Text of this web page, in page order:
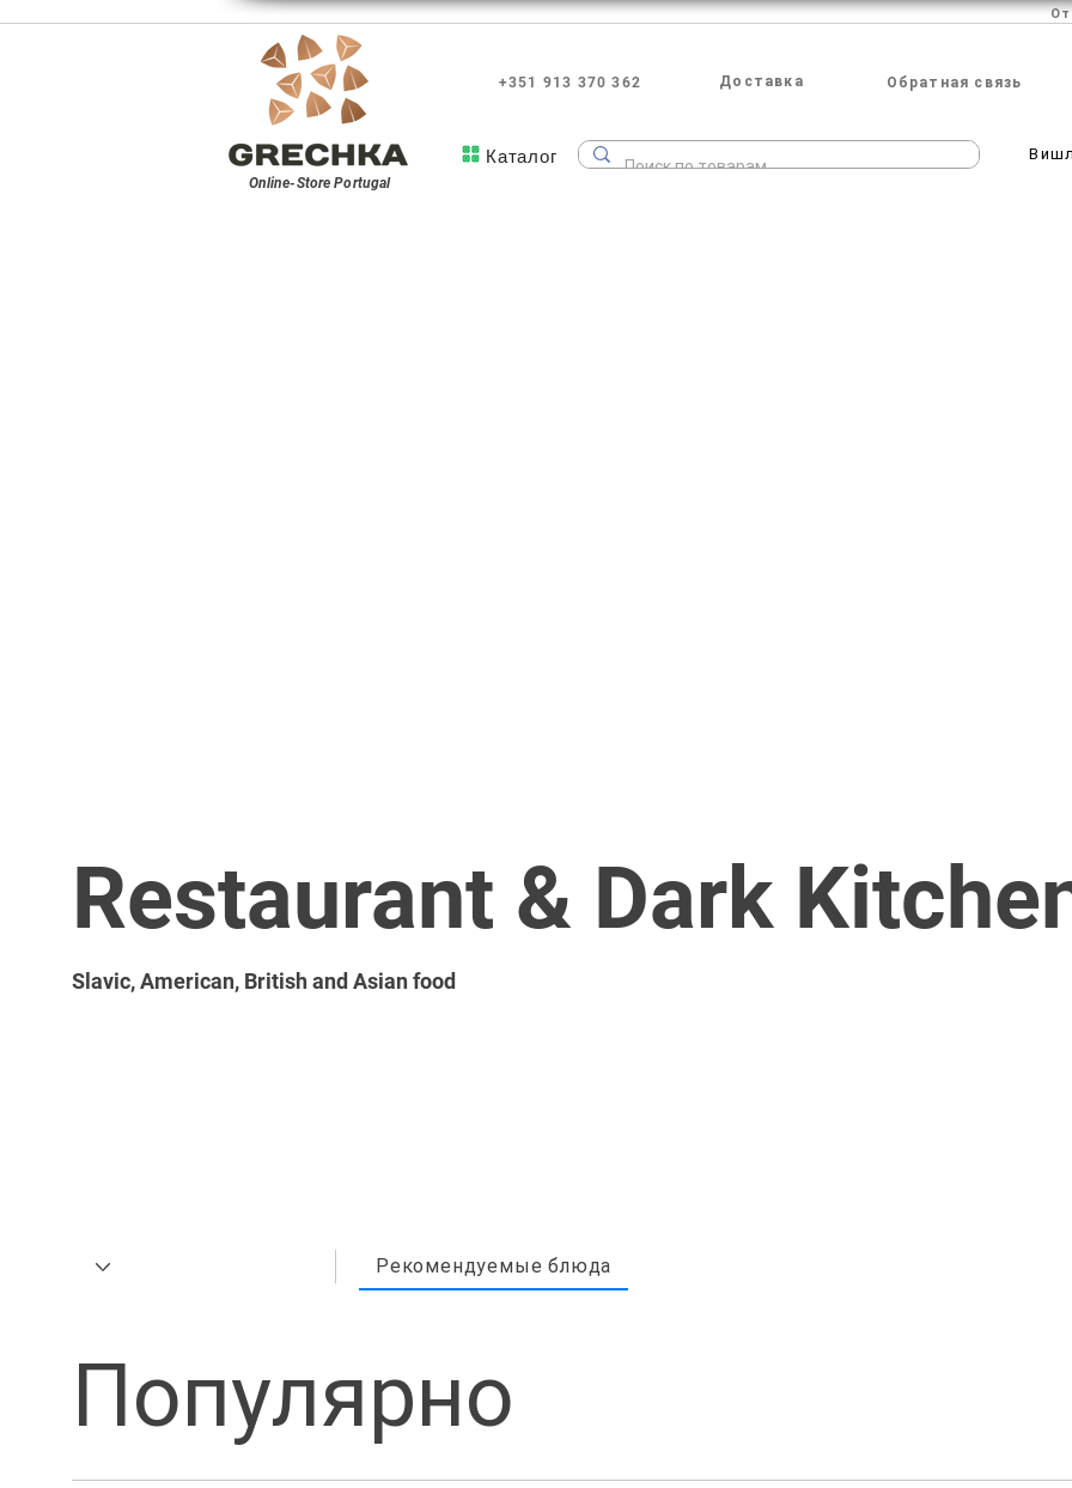
+351 913 370 362 Доставка Обратная связь
Online-StorePortugal
Каталог
Restaurant & Dark
Slavic, American, British and Asian food
Популярно
Рекомендуемые блюда